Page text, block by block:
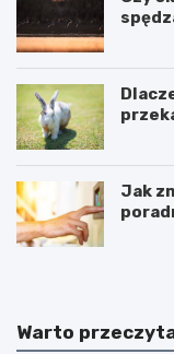
Jak
Warto